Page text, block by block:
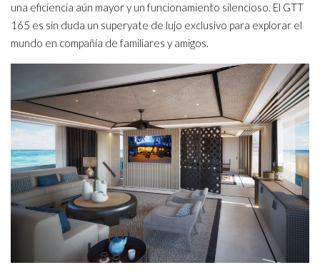
una eficiencia aún mayor y un funcionamiento silencioso. El GTT
165 es sin duda un superyate de lujo exclusivo para explorar el
mundo en compañía de familiares y amigos.